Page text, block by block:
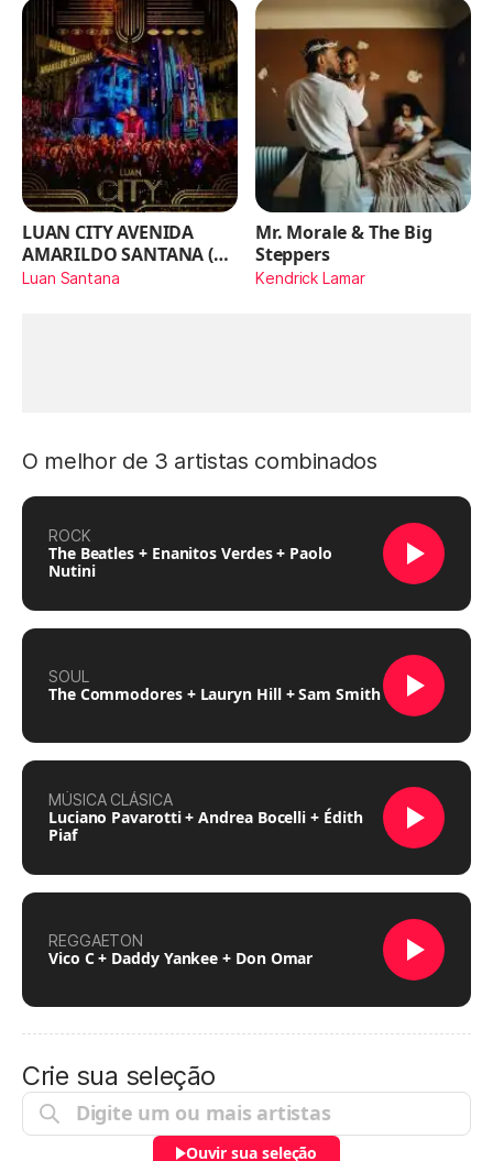
LUAN CITY AVENIDA
AMARILDO SANTANA (Ao
Vivo)
Luan Santana
Mr. Morale & The Big
Steppers
Kendrick Lamar
O melhor de 3 artistas combinados
ROCK
The Beatles + Enanitos Verdes + Paolo
Nutini
SOUL
The Commodores + Lauryn Hill + Sam Smith
MÚSICA CLÁSICA
Luciano Pavarotti + Andrea Bocelli + Édith
Piaf
REGGAETON
Vico C + Daddy Yankee + Don Omar
Crie sua seleção
Ouvir sua seleção